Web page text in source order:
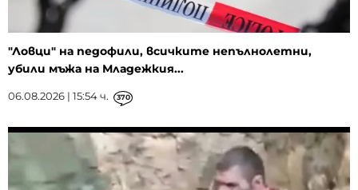
"Ловци" на педофили, всичките непълнолетни,
убили мъжа на Младежкия...
06.08.2026 | 15:54 ч. 370